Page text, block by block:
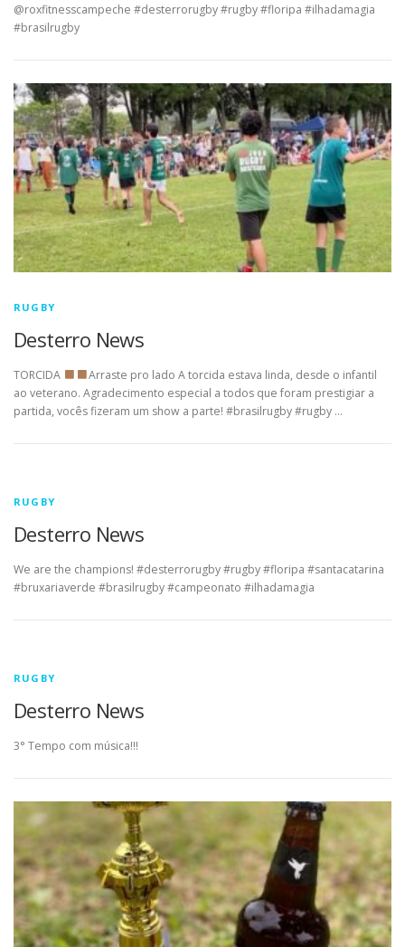
@roxfitnesscampeche #desterrorugby #rugby #floripa #ilhadamagia
#brasilrugby
RUGBY
Desterro News
TORCIDA Arraste pro lado A torcida estava linda, desde o infantil
ao veterano. Agradecimento especial a todos que foram prestigiar a
partida, vocês fizeram um show a parte! #brasilrugby #rugby …
RUGBY
Desterro News
We are the champions! #desterrorugby #rugby #floripa #santacatarina
#bruxariaverde #brasilrugby #campeonato #ilhadamagia
RUGBY
Desterro News
3° Tempo com música!!!